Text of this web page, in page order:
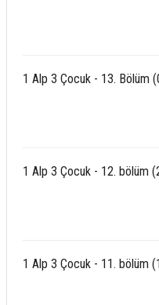
1 Alp 3 Çocuk - 13. Bölüm
1 Alp 3 Çocuk - 12. bölüm
1 Alp 3 Çocuk - 11. bölüm